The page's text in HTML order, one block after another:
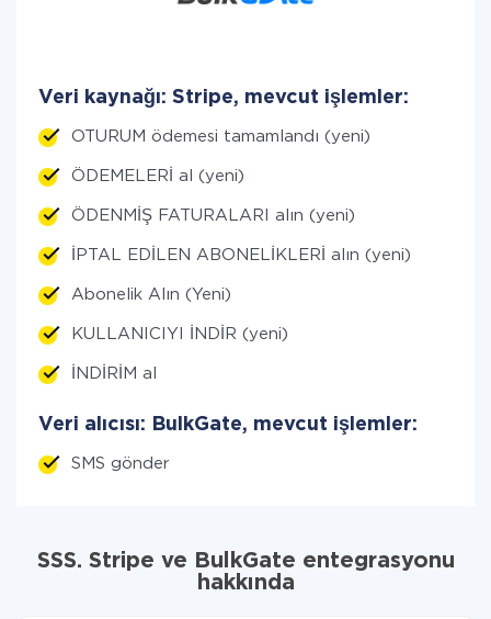
Veri kaynağı: Stripe, mevcut işlemler:
OTURUM ödemesi tamamlandı (yeni)
ÖDEMELERİ al (yeni)
ÖDENMİŞ FATURALARI alın (yeni)
İPTAL EDİLEN ABONELİKLERİ alın (yeni)
Abonelik Alın (Yeni)
KULLANICIYI İNDİR (yeni)
İNDİRİM al
Veri alıcısı: BulkGate, mevcut işlemler:
SMS gönder
SSS. Stripe ve BulkGate entegrasyonu
hakkında